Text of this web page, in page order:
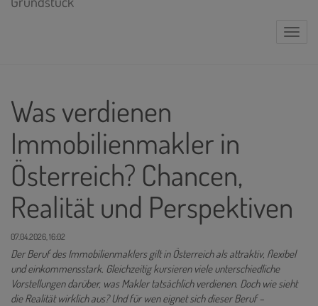
Was verdienen
Immobilienmakler in
Österreich? Chancen,
Realität und Perspektiven
07.04.2026, 16:02
Der Beruf des Immobilienmaklers gilt in Österreich als attraktiv, flexibel
und einkommensstark. Gleichzeitig kursieren viele unterschiedliche
Vorstellungen darüber, was Makler tatsächlich verdienen. Doch wie sieht
die Realität wirklich aus? Und für wen eignet sich dieser Beruf –